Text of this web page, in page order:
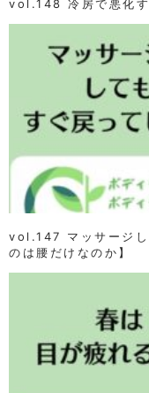
vol.148 冷房で悪化す
vol.147 マッサージし
のは腰だけなのか】